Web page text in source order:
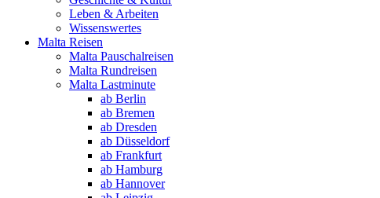
Leben & Arbeiten
Wissenswertes
Malta Reisen
Malta Pauschalreisen
Malta Rundreisen
Malta Lastminute
ab Berlin
ab Bremen
ab Dresden
ab Düsseldorf
ab Frankfurt
ab Hamburg
ab Hannover